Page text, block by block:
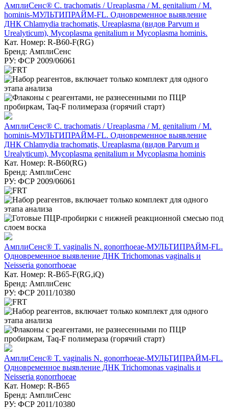
АмплиСенс® C. trachomatis / Ureaplasma / M. genitalium / M.
hominis-МУЛЬТИПРАЙМ-FL. Одновременное выявление
ДНК Chlamydia trachomatis, Ureaplasma (видов Parvum и
Urealyticum), Mycoplasma genitalium и Mycoplasma hominis.
Кат. Номер: R-B60-F(RG)
Бренд: АмплиСенс
РУ: ФСР 2009/06061
АмплиСенс® C. trachomatis / Ureaplasma / M. genitalium / M.
hominis-МУЛЬТИПРАЙМ-FL. Одновременное выявление
ДНК Chlamydia trachomatis, Ureaplasma (видов Parvum и
Urealyticum), Mycoplasma genitalium и Mycoplasma hominis
Кат. Номер: R-B60(RG)
Бренд: АмплиСенс
РУ: ФСР 2009/06061
АмплиСенс® T. vaginalis N. gonorrhoeae-МУЛЬТИПРАЙМ-FL.
Одновременное выявление ДНК Trichomonas vaginalis и
Neisseria gonorrhoeae
Кат. Номер: R-B65-F(RG,iQ)
Бренд: АмплиСенс
РУ: ФСР 2011/10380
АмплиСенс® T. vaginalis N. gonorrhoeae-МУЛЬТИПРАЙМ-FL.
Одновременное выявление ДНК Trichomonas vaginalis и
Neisseria gonorrhoeae
Кат. Номер: R-B65
Бренд: АмплиСенс
РУ: ФСР 2011/10380